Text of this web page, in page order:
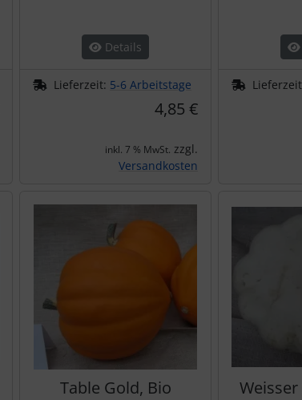
Details
Lieferzeit: 5-6 Arbeitstage
4,85 €
inkl. 7 % MwSt. zzgl.
Versandkosten
Table Gold, Bio